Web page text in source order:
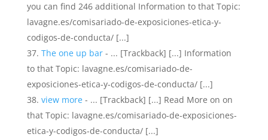
you can find 246 additional Information to that Topic:
lavagne.es/comisariado-de-exposiciones-etica-y-
codigos-de-conducta/ [...]
The one up bar- ... [Trackback] [...] Information
to that Topic: lavagne.es/comisariado-de-
exposiciones-etica-y-codigos-de-conducta/ [...]
view more- ... [Trackback] [...] Read More on on
that Topic: lavagne.es/comisariado-de-exposiciones-
etica-y-codigos-de-conducta/ [...]